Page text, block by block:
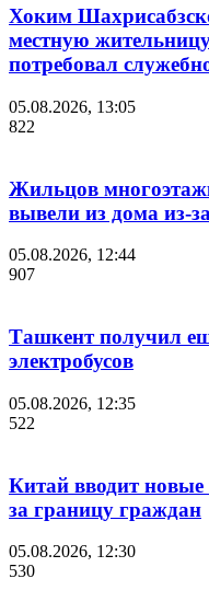
Хоким
местную
потребовал
05.08.2026, 13:05
822
Жильцов
вывели из дома из-
05.08.2026, 12:44
907
Ташкент получил
электробусов
05.08.2026, 12:35
522
Китай вводит
за границу граждан
05.08.2026, 12:30
530